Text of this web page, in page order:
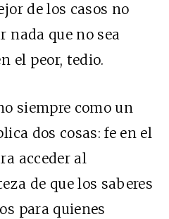
de los casos no
nada que no sea
el peor, tedio.
siempre como un
dos cosas: fe en el
acceder al
de que los saberes
para quienes